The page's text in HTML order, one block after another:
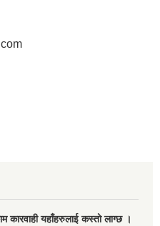
कारवाही यहाँहरुलाई कस्तो लाग्छ ।